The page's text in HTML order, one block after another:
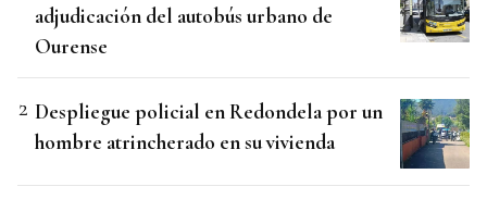
adjudicación del autobús urbano de
Ourense
Despliegue policial en Redondela por un
hombre atrincherado en su vivienda